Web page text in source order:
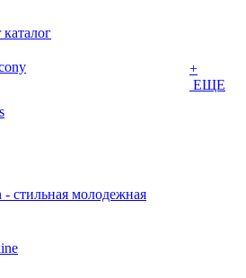
- стильная молодежная
+
ЕЩЕ